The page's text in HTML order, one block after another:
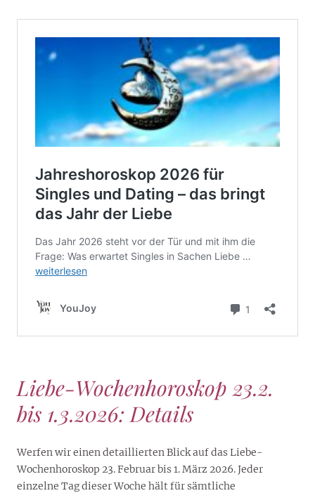
Liebe-Wochenhoroskop 23.2.
bis 1.3.2026: Details
Werfen wir einen detaillierten Blick auf das Liebe-
Wochenhoroskop 23. Februar bis 1. März 2026. Jeder
einzelne Tag dieser Woche hält für sämtliche